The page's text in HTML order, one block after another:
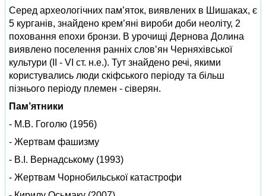
Серед археологічних пам’яток, виявлених в Шишаках, є
5 курганів, знайдено крем’яні вироби доби неоліту, 2
поховання епохи бронзи. В урочищі Дернова Долина
виявлено поселення ранніх слов’ян Черняхівської
культури (II - VI ст. н.е.). Тут знайдено речі, якими
користувались люди скіфського періоду та більш
пізнього періоду племен - сіверян.
Пам’ятники
- М.В. Гоголю (1956)
- Жертвам фашизму
- В.I. Вернадському (1993)
- Жертвам Чорнобильської катастрофи